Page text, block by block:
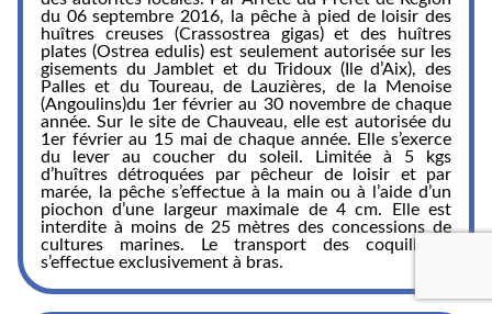
du 06 septembre 2016, la pêche à pied de loisir des
huîtres creuses (Crassostrea gigas) et des huîtres
plates (Ostrea edulis) est seulement autorisée sur les
gisements du Jamblet et du Tridoux (Ile d’Aix), des
Palles et du Toureau, de Lauzières, de la Menoise
(Angoulins)du 1er février au 30 novembre de chaque
année. Sur le site de Chauveau, elle est autorisée du
1er février au 15 mai de chaque année. Elle s’exerce
du lever au coucher du soleil. Limitée à 5 kgs
d’huîtres détroquées par pêcheur de loisir et par
marée, la pêche s’effectue à la main ou à l’aide d’un
piochon d’une largeur maximale de 4 cm. Elle est
interdite à moins de 25 mètres des concessions de
cultures marines. Le transport des coquillages
s’effectue exclusivement à bras.